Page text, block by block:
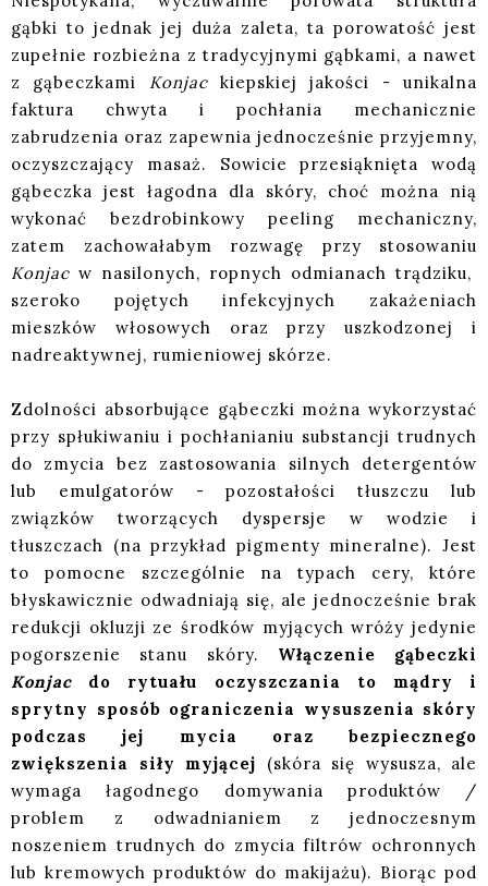
gąbki to jednak jej duża zaleta, ta porowatość jest
zupełnie rozbieżna z tradycyjnymi gąbkami, a nawet
z gąbeczkami Konjackiepskiej jakości - unikalna
faktura chwyta i pochłania mechanicznie
zabrudzenia oraz zapewnia jednocześnie przyjemny,
oczyszczający masaż. Sowicie przesiąknięta wodą
gąbeczka jest łagodna dla skóry, choć można nią
wykonać bezdrobinkowy peeling mechaniczny,
zatem zachowałabym rozwagę przy stosowaniu
Konjac w nasilonych, ropnych odmianach trądziku,
szeroko pojętych infekcyjnych zakażeniach
mieszków włosowych oraz przy uszkodzonej i
nadreaktywnej, rumieniowej skórze.
Zdolności absorbujące gąbeczki można wykorzystać
przy spłukiwaniu i pochłanianiu substancji trudnych
do zmycia bez zastosowania silnych detergentów
lub emulgatorów - pozostałości tłuszczu lub
związków tworzących dyspersje w wodzie i
tłuszczach (na przykład pigmenty mineralne). Jest
to pomocne szczególnie na typach cery, które
błyskawicznie odwadniają się, ale jednocześnie brak
redukcji okluzji ze środków myjących wróży jedynie
pogorszenie stanu skóry. Włączenie gąbeczki
Konjac do rytuału oczyszczania to mądry i
sprytny sposób ograniczenia wysuszenia skóry
podczas jej mycia oraz bezpiecznego
zwiększenia siły myjącej (skóra się wysusza, ale
wymaga łagodnego domywania produktów /
problem z odwadnianiem z jednoczesnym
noszeniem trudnych do zmycia filtrów ochronnych
lub kremowych produktów do makijażu). Biorąc pod